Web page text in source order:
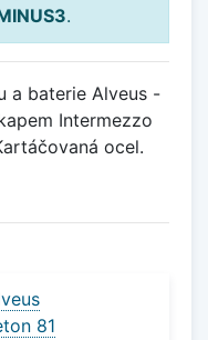
.
a baterie Alveus -
Intermezzo
ocel.
81